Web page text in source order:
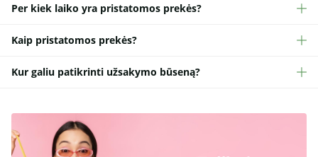
Per kiek laiko yra pristatomos prekės?
Kaip pristatomos prekės?
Kur galiu patikrinti užsakymo būseną?